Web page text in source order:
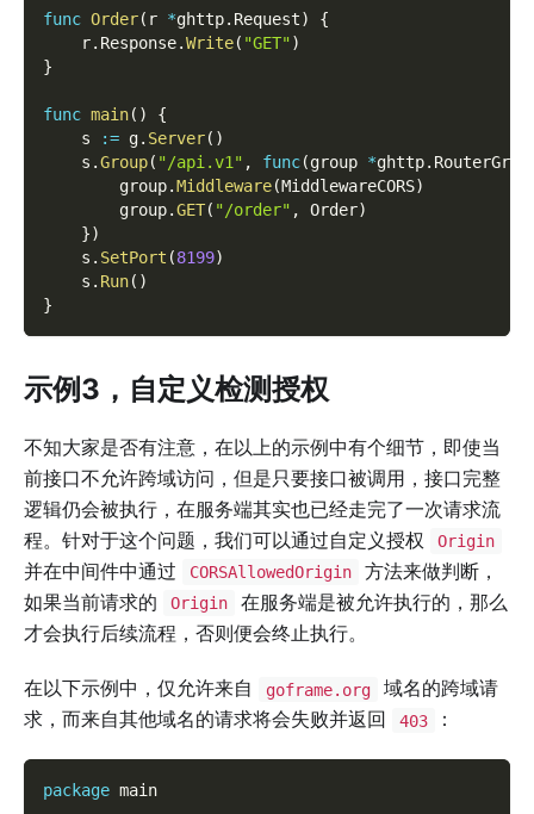
func Order( r *ghttp. Request)
{
    r
. Response.Write( "GET")
}
func main( )
{
    s
:= g. Server( )
    s
.Group( "/api.v1" , func(group *ghttp.
        group
.Middleware(MiddlewareCORS)
        group
.GET( "/order" , Order)
})
    s
. SetPort (8199)
    s
. Run( )
}
示例3，自定义检测授权
不知大家是否有注意，在以上的示例中有个细节，即使当
前接口不允许跨域访问，但是只要接口被调用，接口完整
逻辑仍会被执行，在服务端其实也已经走完了一次请求流
程。针对于这个问题，我们可以通过自定义授权
Origin
并在中间件中通过 CORSAllowedOrigin
方法来做判断，
如果当前请求的
Origin
在服务端是被允许执行的，那么
才会执行后续流程，否则便会终止执行。
在以下示例中，仅允许来自 goframe.org
域名的跨域请
求，而来自其他域名的请求将会失败并返回
403 ：
package main